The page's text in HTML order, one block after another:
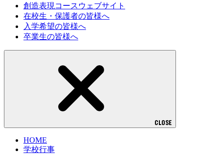
創造表現コースウェブサイト
在校生・保護者の皆様へ
入学希望の皆様へ
卒業生の皆様へ
CLOSE
HOME
学校行事